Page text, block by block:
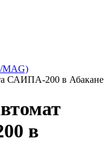
MAG)
САИПА-200 в Абакане
в